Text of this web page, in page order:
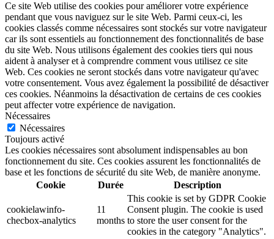
Ce site Web utilise des cookies pour améliorer votre expérience
pendant que vous naviguez sur le site Web. Parmi ceux-ci, les
cookies classés comme nécessaires sont stockés sur votre navigateur
car ils sont essentiels au fonctionnement des fonctionnalités de base
du site Web. Nous utilisons également des cookies tiers qui nous
aident à analyser et à comprendre comment vous utilisez ce site
Web. Ces cookies ne seront stockés dans votre navigateur qu'avec
votre consentement. Vous avez également la possibilité de désactiver
ces cookies. Néanmoins la désactivation de certains de ces cookies
peut affecter votre expérience de navigation.
Nécessaires
Nécessaires
Toujours activé
Les cookies nécessaires sont absolument indispensables au bon
fonctionnement du site. Ces cookies assurent les fonctionnalités de
base et les fonctions de sécurité du site Web, de manière anonyme.
Cookie
Durée Description
cookielawinfo-
checbox-analytics
11
months
This cookie is set by GDPR Cookie
Consent plugin. The cookie is used
to store the user consent for the
cookies in the category "Analytics".